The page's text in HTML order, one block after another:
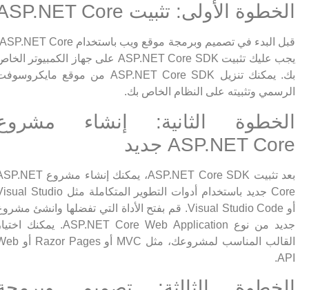
الخطوة الأولى: تثبيت ASP.NET Core
قبل البدء في تصميم وبرمجة موقع ويب باستخدام ASP.NET Core،
يجب عليك تثبيت ASP.NET Core SDK على جهاز الكمبيوتر الخاص
بك. يمكنك تنزيل ASP.NET Core SDK من موقع مايكروسوفت
الرسمي وتثبيته على النظام الخاص بك.
الخطوة الثانية: إنشاء مشروع
ASP.NET Core جديد
بعد تثبيت ASP.NET Core SDK، يمكنك إنشاء مشروع ASP.NET
Core جديد باستخدام أدوات التطوير المتكاملة مثل Visual Studio
أو Visual Studio Code. قم بفتح الأداة التي تفضلها وانشئ مشروع
جديد من نوع ASP.NET Core Web Application. يمكنك اختيار
القالب المناسب لمشروعك، مثل MVC أو Razor Pages أو Web
API.